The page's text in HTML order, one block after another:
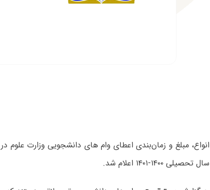
انواع، مبلغ و زمان‌بندی اعطای وام های دانشجویی وزارت علوم
سال تحصیلی ۱۴۰۰-۱۴۰۱ اعلام شد.